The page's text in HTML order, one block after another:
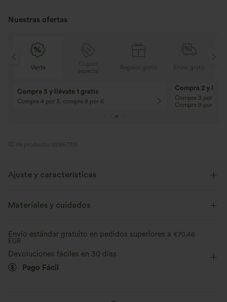
Nuestras ofertas
Venta
Compra 3 y llévate 1 gratis
Compra 4 por 3, compra 8 por 6
Compra 2 y
Compra 3 por 2,
Compra 9 por 6
ID de producto: 02867212
Ajuste y características
Cintura plana Con bolsillos
Capri
Materiales y cuidados
Envío estándar gratuito en pedidos superiores a €70,46
EUR
Devoluciones fáciles en 30 días
Pago Fácil